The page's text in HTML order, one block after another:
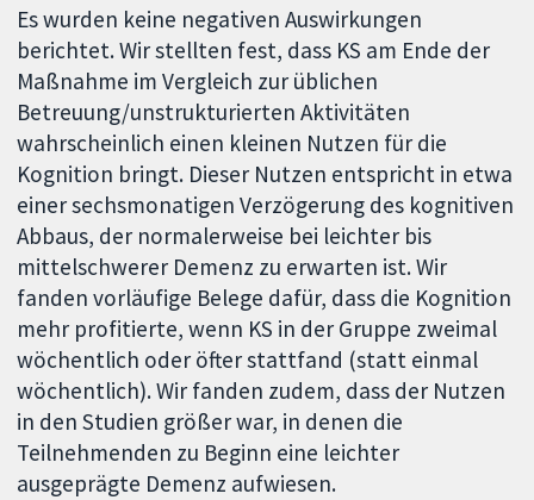
Es wurden keine negativen Auswirkungen
berichtet. Wir stellten fest, dass KS am Ende der
Maßnahme im Vergleich zur üblichen
Betreuung/unstrukturierten Aktivitäten
wahrscheinlich einen kleinen Nutzen für die
Kognition bringt. Dieser Nutzen entspricht in etwa
einer sechsmonatigen Verzögerung des kognitiven
Abbaus, der normalerweise bei leichter bis
mittelschwerer Demenz zu erwarten ist. Wir
fanden vorläufige Belege dafür, dass die Kognition
mehr profitierte, wenn KS in der Gruppe zweimal
wöchentlich oder öfter stattfand (statt einmal
wöchentlich). Wir fanden zudem, dass der Nutzen
in den Studien größer war, in denen die
Teilnehmenden zu Beginn eine leichter
ausgeprägte Demenz aufwiesen.